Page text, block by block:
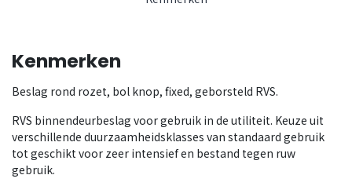
Kenmerken
Beslag rond rozet, bol knop, fixed, geborsteld RVS.
RVS binnendeurbeslag voor gebruik in de utiliteit. Keuze uit
verschillende duurzaamheidsklasses van standaard gebruik
tot geschikt voor zeer intensief en bestand tegen ruw
gebruik.